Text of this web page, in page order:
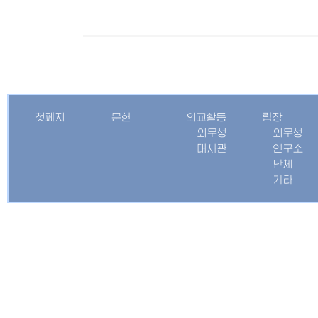
첫페지 문헌
외교활동
외무성
대사관
립장
외무성
연구소
단체
기타